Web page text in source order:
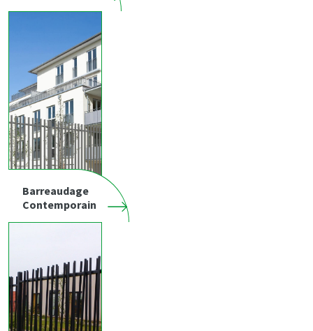
Barreaudage
Contemporain